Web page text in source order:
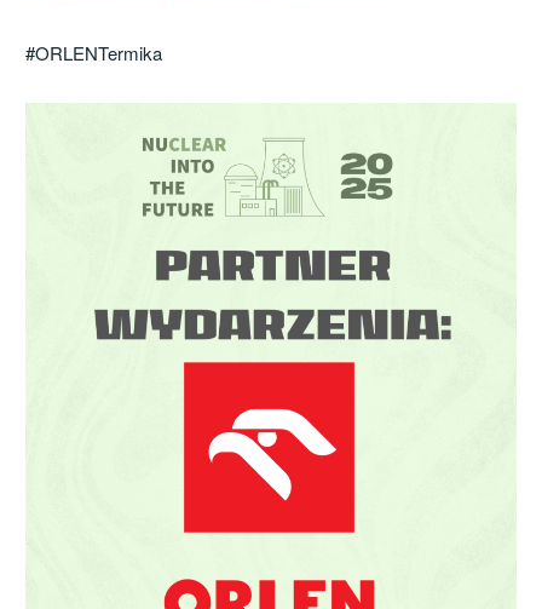
#ORLENTermika